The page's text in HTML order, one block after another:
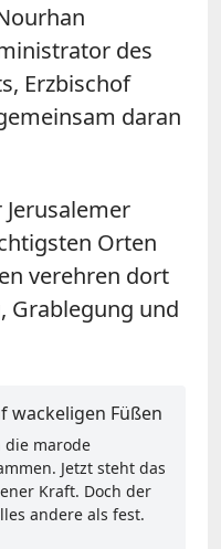
des
Erzbischof
daran
Orten
verehren dort
Grablegung und
wackeligen Füßen
die marode
Jetzt steht das
Kraft. Doch der
andere als fest.